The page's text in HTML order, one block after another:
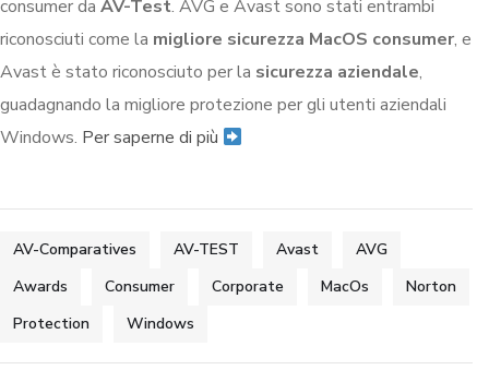
consumer da AV-Test. AVG e Avast sono stati entrambi
riconosciuti come la migliore sicurezza MacOS consumer, e
Avast è stato riconosciuto per la sicurezza aziendale,
guadagnando la migliore protezione per gli utenti aziendali
Windows. Per saperne di più
AV-Comparatives AV-TEST Avast
AVG
Awards
Consumer Corporate MacOs
Norton
Protection
Windows